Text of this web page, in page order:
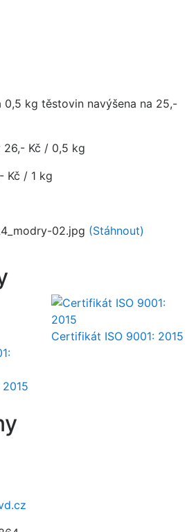
0,5 kg těstovin navýšena na 25,-
Kč / 0,5 kg
Kč / 1 kg
02.jpg (Stáhnout)
Certifikát ISO 9001: 2015